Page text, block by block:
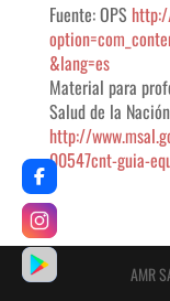
Fuente: OPS
&lang=es
Material para
Salud de la
http://
00547cnt-guia-
AMR